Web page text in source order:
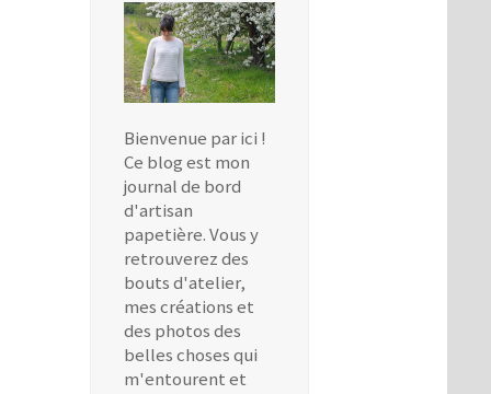
Bienvenue par ici !
Ce blog est mon
journal de bord
d'artisan
papetière. Vous y
retrouverez des
bouts d'atelier,
mes créations et
des photos des
belles choses qui
m'entourent et